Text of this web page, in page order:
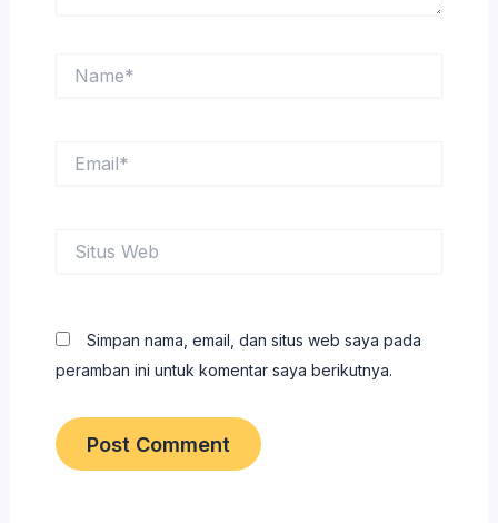
Web
Simpan nama, email, dan situs web saya pada
peramban ini untuk komentar saya berikutnya.